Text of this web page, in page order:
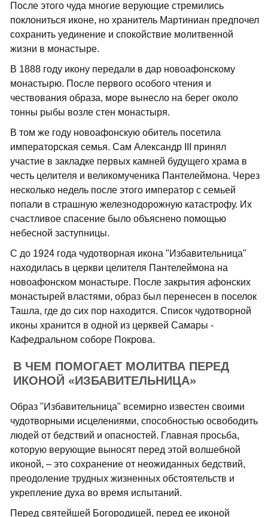
После этого чуда многие верующие стремились
поклониться иконе, но хранитель Мартиниан предпочел
сохранить уединение и спокойствие молитвенной
жизни в монастыре.
В 1888 году икону передали в дар новоафонскому
монастырю. После первого особого чтения и
чествования образа, море вынесло на берег около
тонны рыбы возле стен монастыря.
В том же году новоафонскую обитель посетила
императорская семья. Сам Александр III принял
участие в закладке первых камней будущего храма в
честь целителя и великомученика Пантелеймона. Через
несколько недель после этого император с семьей
попали в страшную железнодорожную катастрофу. Их
счастливое спасение было объяснено помощью
небесной заступницы.
С до 1924 года чудотворная икона "Избавительница"
находилась в церкви целителя Пантелеймона на
новоафонском монастыре. После закрытия афонских
монастырей властями, образ был перенесен в поселок
Ташла, где до сих пор находится. Список чудотворной
иконы хранится в одной из церквей Самары -
Кафедральном соборе Покрова.
В ЧЕМ ПОМОГАЕТ МОЛИТВА ПЕРЕД
ИКОНОЙ «ИЗБАВИТЕЛЬНИЦА»
Образ "Избавительница" всемирно известен своими
чудотворными исцелениями, способностью освободить
людей от бедствий и опасностей. Главная просьба,
которую верующие выносят перед этой волшебной
иконой, – это сохранение от неожиданных бедствий,
преодоление трудных жизненных обстоятельств и
укрепление духа во время испытаний.
Перед святейшей Богородицей, перед ее иконой